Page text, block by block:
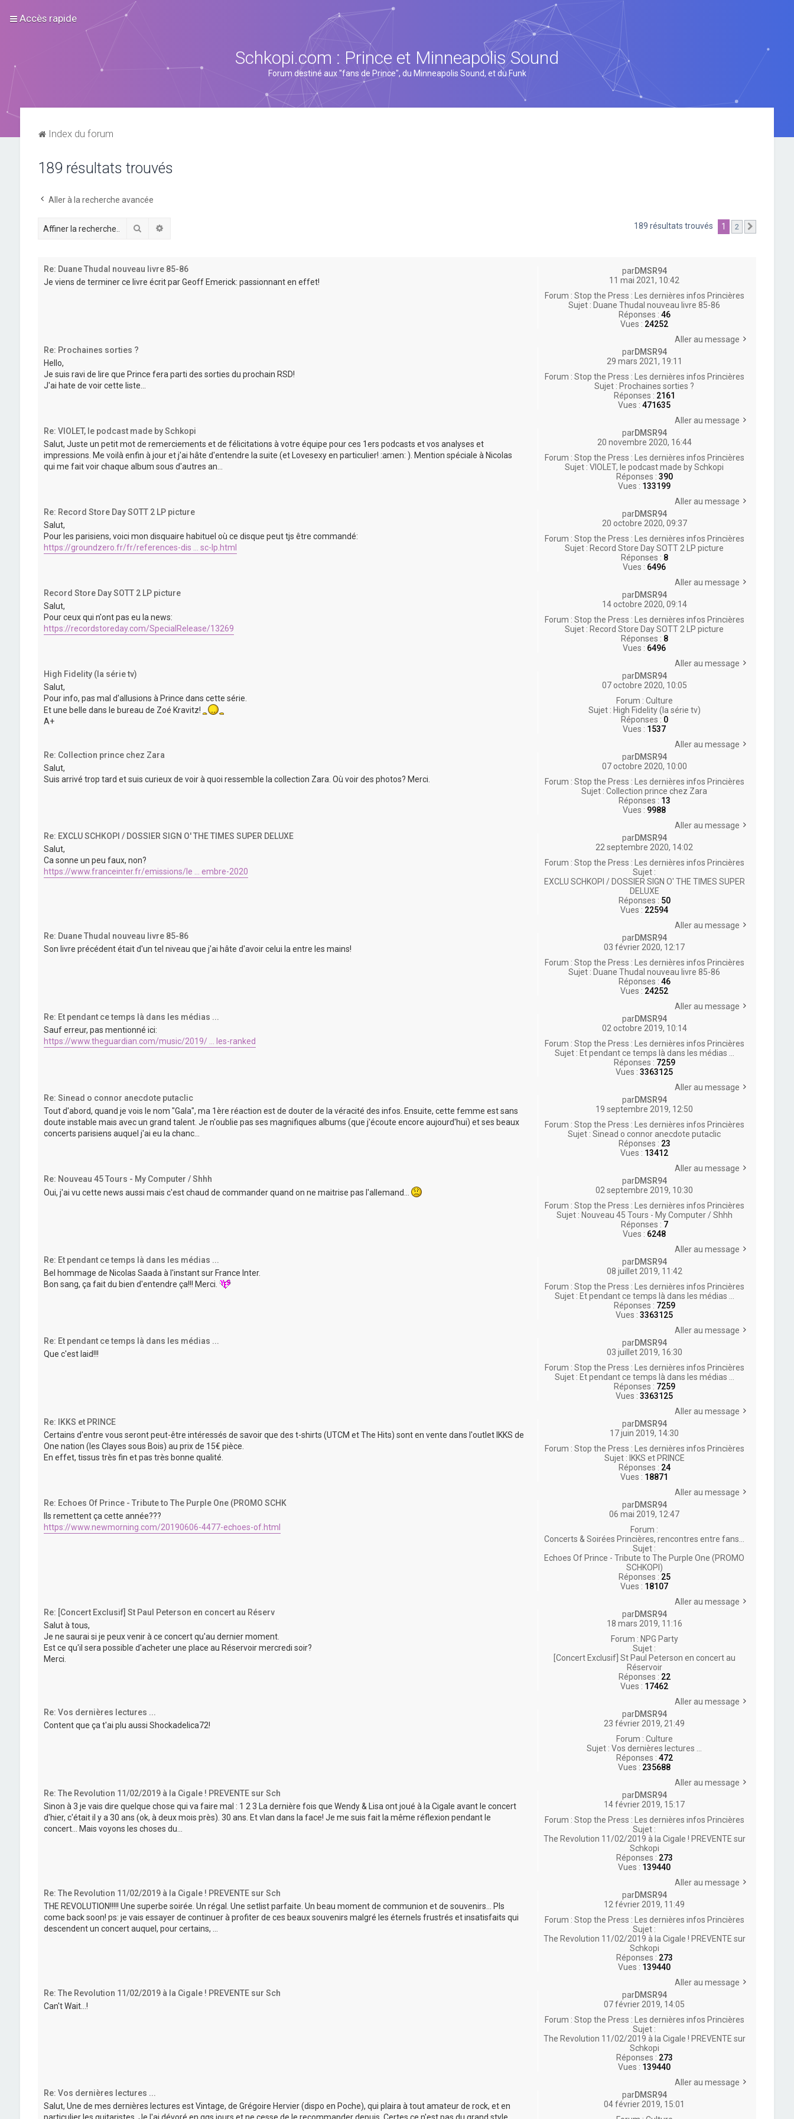
Accès rapide
Schkopi.com : Prince et Minneapolis Sound
Forum destiné aux "fans de Prince", du Minneapolis Sound, et du Funk
Index du forum
189 résultats trouvés
Aller à la recherche avancée
Rechercher 189 résultats trouvés 1 2
parDMSR94
11 mai 2021, 10:42
Forum : Stop the Press : Les dernières infos Princières
Sujet : Duane Thudal nouveau livre 85-86
Réponses : 46
Vues : 24252
Re: Duane Thudal nouveau livre 85-86
Je viens de terminer ce livre écrit par Geoff Emerick: passionnant en effet!
Aller au message
parDMSR94
29 mars 2021, 19:11
Forum : Stop the Press : Les dernières infos Princières
Sujet : Prochaines sorties ?
Réponses : 2161
Vues :471635
Re: Prochaines sorties ?
Hello,
Je suis ravi de lire que Prince fera parti des sorties du prochain RSD!
J'ai hate de voir cette liste...
Aller au message
parDMSR94
20 novembre 2020, 16:44
Forum : Stop the Press : Les dernières infos Princières
Sujet :VIOLET, le podcast made by Schkopi
Réponses : 390
Vues : 133199
Re: VIOLET, le podcast made by Schkopi
Salut, Juste un petit mot de remerciements et de félicitations à votre équipe pour ces 1ers podcasts et vos analyses et
impressions. Me voilà enfin à jour et j'ai hâte d'entendre la suite (et Lovesexy en particulier! :amen: ). Mention spéciale à Nicolas
qui me fait voir chaque album sous d'autres an...
Aller au message
parDMSR94
20 octobre 2020, 09:37
Forum : Stop the Press : Les dernières infos Princières
Sujet : Record Store Day SOTT 2 LP picture
Réponses : 8
Vues : 6496
Re: Record Store Day SOTT 2 LP picture
Salut,
Pour les parisiens, voici mon disquaire habituel où ce disque peut tjs être commandé:
https://groundzero.fr/fr/references-dis ... sc-lp.html
Aller au message
parDMSR94
14 octobre 2020, 09:14
Forum : Stop the Press : Les dernières infos Princières
Sujet : Record Store Day SOTT 2 LP picture
Réponses : 8
Vues : 6496
Record Store Day SOTT 2 LP picture
Salut,
Pour ceux qui n'ont pas eu la news:
https://recordstoreday.com/SpecialRelease/13269
Aller au message
parDMSR94
07 octobre 2020, 10:05
Forum : Culture
Sujet : High Fidelity (la série tv)
Réponses : 0
Vues : 1537
High Fidelity (la série tv)
Salut,
Pour info, pas mal d'allusions à Prince dans cette série.
Et une belle dans le bureau de Zoé Kravitz!
A+
Aller au message
parDMSR94
07 octobre 2020, 10:00
Forum : Stop the Press : Les dernières infos Princières
Sujet :Collection prince chez Zara
Réponses : 13
Vues : 9988
Re: Collection prince chez Zara
Salut,
Suis arrivé trop tard et suis curieux de voir à quoi ressemble la collection Zara. Où voir des photos? Merci.
Aller au message
parDMSR94
22 septembre 2020, 14:02
Forum : Stop the Press : Les dernières infos Princières
Sujet :
EXCLU SCHKOPI / DOSSIER SIGN O' THE TIMES SUPER
DELUXE
Réponses : 50
Vues : 22594
Re: EXCLU SCHKOPI / DOSSIER SIGN O' THE TIMES SUPER DELUXE
Salut,
Ca sonne un peu faux, non?
https://www.franceinter.fr/emissions/le ... embre-2020
Aller au message
parDMSR94
03 février 2020, 12:17
Forum : Stop the Press : Les dernières infos Princières
Sujet : Duane Thudal nouveau livre 85-86
Réponses : 46
Vues : 24252
Re: Duane Thudal nouveau livre 85-86
Son livre précédent était d'un tel niveau que j'ai hâte d'avoir celui la entre les mains!
Aller au message
parDMSR94
02 octobre 2019, 10:14
Forum : Stop the Press : Les dernières infos Princières
Sujet : Et pendant ce temps là dans les médias ...
Réponses : 7259
Vues :3363125
Re: Et pendant ce temps là dans les médias ...
Sauf erreur, pas mentionné ici:
https://www.theguardian.com/music/2019/ ... les-ranked
Aller au message
parDMSR94
19 septembre 2019, 12:50
Forum : Stop the Press : Les dernières infos Princières
Sujet :Sinead o connor anecdote putaclic
Réponses : 23
Vues : 13412
Re: Sinead o connor anecdote putaclic
Tout d'abord, quand je vois le nom "Gala", ma 1ère réaction est de douter de la véracité des infos. Ensuite, cette femme est sans
doute instable mais avec un grand talent. Je n'oublie pas ses magnifiques albums (que j'écoute encore aujourd'hui) et ses beaux
concerts parisiens auquel j'ai eu la chanc...
Aller au message
parDMSR94
02 septembre 2019, 10:30
Forum : Stop the Press : Les dernières infos Princières
Sujet : Nouveau 45 Tours - My Computer / Shhh
Réponses : 7
Vues : 6248
Re: Nouveau 45 Tours - My Computer / Shhh
Oui, j'ai vu cette news aussi mais c'est chaud de commander quand on ne maitrise pas l'allemand...
Aller au message
parDMSR94
08 juillet 2019, 11:42
Forum : Stop the Press : Les dernières infos Princières
Sujet : Et pendant ce temps là dans les médias ...
Réponses : 7259
Vues :3363125
Re: Et pendant ce temps là dans les médias ...
Bel hommage de Nicolas Saada à l'instant sur France Inter.
Bon sang, ça fait du bien d'entendre ça!!! Merci.
Aller au message
parDMSR94
03 juillet 2019, 16:30
Forum : Stop the Press : Les dernières infos Princières
Sujet : Et pendant ce temps là dans les médias ...
Réponses : 7259
Vues :3363125
Re: Et pendant ce temps là dans les médias ...
Que c'est laid!!!
Aller au message
parDMSR94
17 juin 2019, 14:30
Forum : Stop the Press : Les dernières infos Princières
Sujet : IKKS et PRINCE
Réponses : 24
Vues : 18871
Re: IKKS et PRINCE
Certains d'entre vous seront peut-être intéressés de savoir que des t-shirts (UTCM et The Hits) sont en vente dans l'outlet IKKS de
One nation (les Clayes sous Bois) au prix de 15€ pièce.
En effet, tissus très fin et pas très bonne qualité.
Aller au message
parDMSR94
06 mai 2019, 12:47
Forum :
Concerts & Soirées Princières, rencontres entre fans...
Sujet :
Echoes Of Prince - Tribute to The Purple One (PROMO
SCHKOPI)
Réponses : 25
Vues : 18107
Re: Echoes Of Prince - Tribute to The Purple One (PROMO SCHK
Ils remettent ça cette année???
https://www.newmorning.com/20190606-4477-echoes-of.html
Aller au message
parDMSR94
18 mars 2019, 11:16
Forum : NPG Party
Sujet :
[Concert Exclusif] St Paul Peterson en concert au
Réservoir
Réponses : 22
Vues : 17462
Re: [Concert Exclusif] St Paul Peterson en concert au Réserv
Salut à tous,
Je ne saurai si je peux venir à ce concert qu'au dernier moment.
Est ce qu'il sera possible d'acheter une place au Réservoir mercredi soir?
Merci.
Aller au message
parDMSR94
23 février 2019, 21:49
Forum : Culture
Sujet :Vos dernières lectures ...
Réponses : 472
Vues : 235688
Re: Vos dernières lectures ...
Content que ça t'ai plu aussi Shockadelica72!
Aller au message
parDMSR94
14 février 2019, 15:17
Forum : Stop the Press : Les dernières infos Princières
Sujet :
The Revolution 11/02/2019 à la Cigale ! PREVENTE sur
Schkopi
Réponses : 273
Vues : 139440
Re: The Revolution 11/02/2019 à la Cigale ! PREVENTE sur Sch
Sinon à 3 je vais dire quelque chose qui va faire mal : 1 2 3 La dernière fois que Wendy & Lisa ont joué à la Cigale avant le concert
d'hier, c'était il y a 30 ans (ok, à deux mois près). 30 ans. Et vlan dans la face! Je me suis fait la même réflexion pendant le
concert... Mais voyons les choses du...
Aller au message
parDMSR94
12 février 2019, 11:49
Forum : Stop the Press : Les dernières infos Princières
Sujet :
The Revolution 11/02/2019 à la Cigale ! PREVENTE sur
Schkopi
Réponses : 273
Vues : 139440
Re: The Revolution 11/02/2019 à la Cigale ! PREVENTE sur Sch
THE REVOLUTION!!!!! Une superbe soirée. Un régal. Une setlist parfaite. Un beau moment de communion et de souvenirs... Pls
come back soon! ps: je vais essayer de continuer à profiter de ces beaux souvenirs malgré les éternels frustrés et insatisfaits qui
descendent un concert auquel, pour certains, ...
Aller au message
parDMSR94
07 février 2019, 14:05
Forum : Stop the Press : Les dernières infos Princières
Sujet :
The Revolution 11/02/2019 à la Cigale ! PREVENTE sur
Schkopi
Réponses : 273
Vues : 139440
Re: The Revolution 11/02/2019 à la Cigale ! PREVENTE sur Sch
Can't Wait...!
Aller au message
parDMSR94
04 février 2019, 15:01
Re: Vos dernières lectures ...
Salut, Une de mes dernières lectures est Vintage, de Grégoire Hervier (dispo en Poche), qui plaira à tout amateur de rock, et en